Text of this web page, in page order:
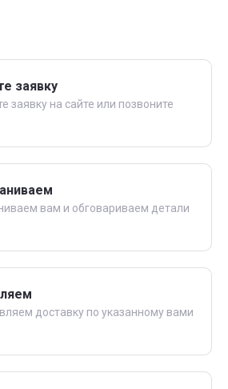
заявку
заявку на сайте или позвоните
вам и обговариваем детали
доставку по указанному вами